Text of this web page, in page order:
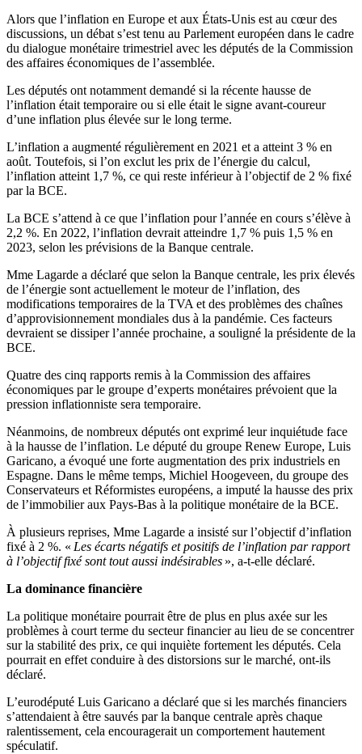
Alors que l’inflation en Europe et aux États-Unis est au cœur des
discussions, un débat s’est tenu au Parlement européen dans le cadre
du dialogue monétaire trimestriel avec les députés de la Commission
des affaires économiques de l’assemblée.
Les députés ont notamment demandé si la récente hausse de
l’inflation était temporaire ou si elle était le signe avant-coureur
d’une inflation plus élevée sur le long terme.
L’inflation a augmenté régulièrement en 2021 et a atteint 3 % en
août. Toutefois, si l’on exclut les prix de l’énergie du calcul,
l’inflation atteint 1,7 %, ce qui reste inférieur à l’objectif de 2 % fixé
par la BCE.
La BCE s’attend à ce que l’inflation pour l’année en cours s’élève à
2,2 %. En 2022, l’inflation devrait atteindre 1,7 % puis 1,5 % en
2023, selon les prévisions de la Banque centrale.
Mme Lagarde a déclaré que selon la Banque centrale, les prix élevés
de l’énergie sont actuellement le moteur de l’inflation, des
modifications temporaires de la TVA et des problèmes des chaînes
d’approvisionnement mondiales dus à la pandémie. Ces facteurs
devraient se dissiper l’année prochaine, a souligné la présidente de la
BCE.
Quatre des cinq rapports remis à la Commission des affaires
économiques par le groupe d’experts monétaires prévoient que la
pression inflationniste sera temporaire.
Néanmoins, de nombreux députés ont exprimé leur inquiétude face
à la hausse de l’inflation. Le député du groupe Renew Europe, Luis
Garicano, a évoqué une forte augmentation des prix industriels en
Espagne. Dans le même temps, Michiel Hoogeveen, du groupe des
Conservateurs et Réformistes européens, a imputé la hausse des prix
de l’immobilier aux Pays-Bas à la politique monétaire de la BCE.
À plusieurs reprises, Mme Lagarde a insisté sur l’objectif d’inflation
fixé à 2 %. « Les écarts négatifs et positifs de l’inflation par rapport
à l’objectif fixé sont tout aussi indésirables », a-t-elle déclaré.
La dominance financière
La politique monétaire pourrait être de plus en plus axée sur les
problèmes à court terme du secteur financier au lieu de se concentrer
sur la stabilité des prix, ce qui inquiète fortement les députés. Cela
pourrait en effet conduire à des distorsions sur le marché, ont-ils
déclaré.
L’eurodéputé Luis Garicano a déclaré que si les marchés financiers
s’attendaient à être sauvés par la banque centrale après chaque
ralentissement, cela encouragerait un comportement hautement
spéculatif.